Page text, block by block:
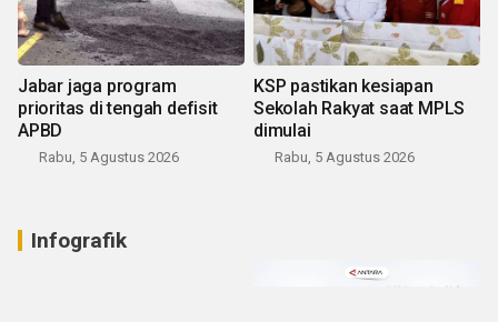
Jabar jaga program
prioritas di tengah defisit
APBD
Rabu, 5 Agustus 2026
KSP pastikan kesiapan
Sekolah Rakyat saat MPLS
dimulai
Rabu, 5 Agustus 2026
Infografik